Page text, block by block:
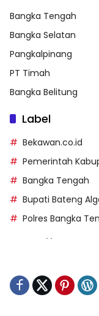
Bangka Tengah
Bangka Selatan
Pangkalpinang
PT Timah
Bangka Belitung
Label
Bekawan.co.id
Pemerintah
Bangka Tengah
Bupati Bateng
Polres Bangka
https://